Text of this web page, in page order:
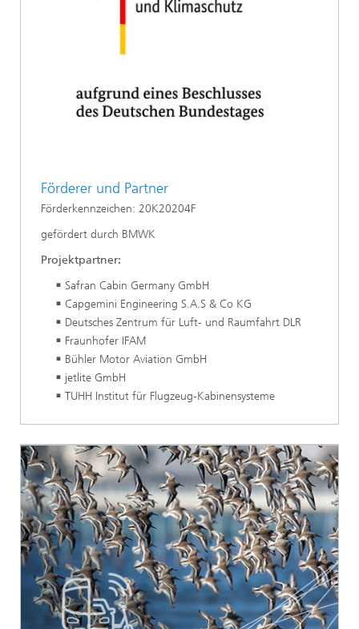
Förderer und Partner
Förderkennzeichen: 20K20204F
gefördert durch BMWK
Projektpartner:
Safran Cabin Germany GmbH
Capgemini Engineering S.A.S & Co KG
Deutsches Zentrum für Luft- und Raumfahrt DLR
Fraunhofer IFAM
Bühler Motor Aviation GmbH
jetlite GmbH
TUHH Institut für Flugzeug-Kabinensysteme